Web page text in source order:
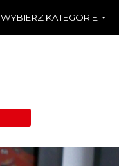
WYBIERZ KATEGORIE